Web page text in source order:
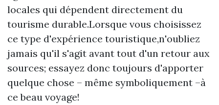
locales qui dépendent directement du
tourisme durable.Lorsque vous choisissez
ce type d'expérience touristique,n'oubliez
jamais qu'il s'agit avant tout d'un retour aux
sources; essayez donc toujours d'apporter
quelque chose – même symboliquement –à
ce beau voyage!